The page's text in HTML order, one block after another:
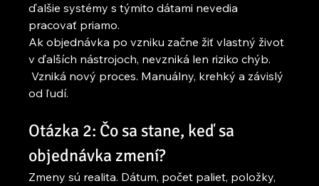
ďalšie systémy s týmito dátami nevedia
pracovať priamo.
Ak objednávka po vzniku začne žiť vlastný život
v ďalších nástrojoch, nevzniká len riziko chýb.
Vzniká nový proces. Manuálny, krehký a závislý
od ľudí.
Otázka 2: Čo sa stane, keď sa
objednávka zmení?
Zmeny sú realita. Dátum, počet paliet, položky,